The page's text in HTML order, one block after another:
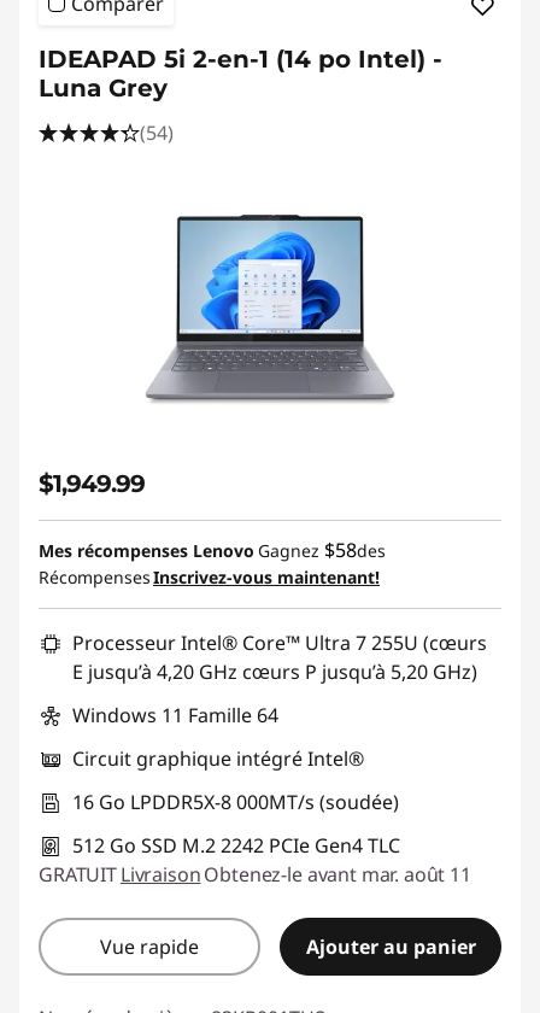
IDEAPAD 5i 2-en-1 (14 po Intel) -
Luna Grey
(54)
$1,949.99
Mes récompenses Lenovo Gagnez $58des
RécompensesInscrivez-vous maintenant!
Processeur Intel® Core™ Ultra 7 255U (cœurs
E jusqu’à 4,20 GHz cœurs P jusqu’à 5,20 GHz)
Windows 11 Famille 64
Circuit graphique intégré Intel®
16 Go LPDDR5X-8 000MT/s (soudée)
512 Go SSD M.2 2242 PCIe Gen4 TLC
GRATUITLivraisonObtenez-le avant mar. août 11
Vue rapide Ajouter au panier